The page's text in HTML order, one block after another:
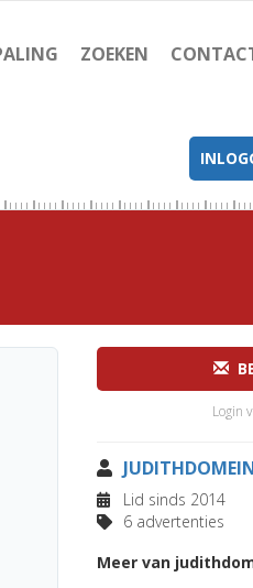
ZOEKEN
Login
Lid sinds 2014
6 advertenties
Meer van